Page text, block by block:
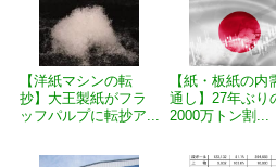
【洋紙マシンの転
抄】大王製紙がフラ
ッフパルプに転抄ア...
【紙・板紙の内
通し】27年ぶり
2000万トン割...